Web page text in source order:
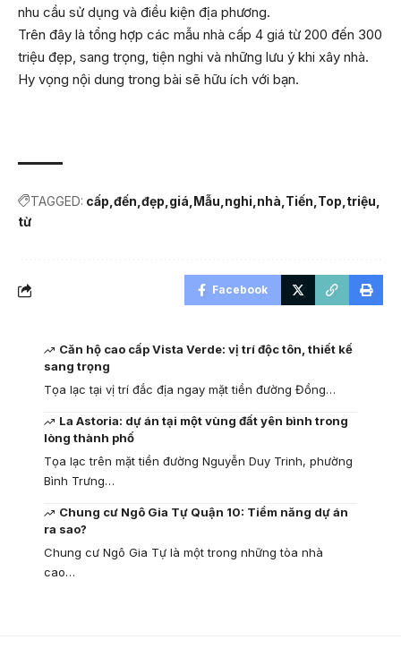
nhu cầu sử dụng và điều kiện địa phương.
Trên đây là tổng hợp các mẫu nhà cấp 4 giá từ 200 đến 300
triệu đẹp, sang trọng, tiện nghi và những lưu ý khi xây nhà.
Hy vọng nội dung trong bài sẽ hữu ích với bạn.
TAGGED: cấp đến đẹp giá Mẫu nghi nhà Tiến Top triệu
từ
Facebook
Căn hộ cao cấp Vista Verde: vị trí độc tôn, thiết kế
sang trọng
Tọa lạc tại vị trí đắc địa ngay mặt tiền đường Đồng…
La Astoria: dự án tại một vùng đất yên bình trong
lòng thành phố
Tọa lạc trên mặt tiền đường Nguyễn Duy Trinh, phường
Bình Trưng…
Chung cư Ngô Gia Tự Quận 10: Tiềm năng dự án
ra sao?
Chung cư Ngô Gia Tự là một trong những tòa nhà
cao…